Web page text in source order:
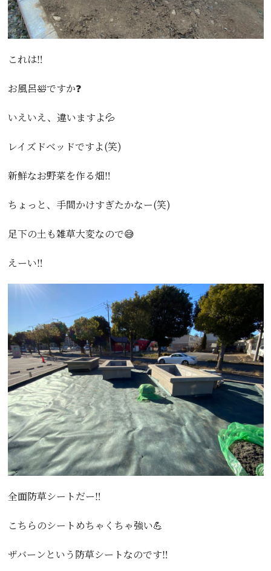
これは‼️
お風呂🛀ですか❓
いえいえ、違いますよ💦
レイズドベッドですよ(笑)
新鮮なお野菜を作る畑‼️
ちょっと、手間かけすぎたかなー(笑)
足下の土も雑草大変なので😅
えーい‼️
全面防草シートだー‼️
こちらのシートめちゃくちゃ強い💪
ザバーンという防草シートなのです‼️